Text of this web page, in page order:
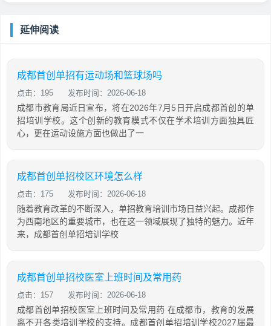
延伸阅读
成都首创单招有运动场和篮球场吗
点击：195 发布时间：2026-06-18
成都市教育局近日宣布，将在2026年7月5日开启成都首创的单
招培训学校。这个创新的教育模式不仅在学术培训方面独具匠
心，更在运动设施方面也做出了一
成都首创单招校区环境怎么样
点击：175 发布时间：2026-06-18
随着教育改革的不断深入，单招教育培训市场日益兴起。成都作
为西南地区的重要城市，也在这一领域展现了独特的魅力。近年
来，成都首创单招培训学校
成都首创单招校医室上班时间及常用药
点击：157 发布时间：2026-06-18
成都首创单招校医室上班时间及常用药 在成都市，教育的发展
离不开各类培训学校的支持。成都首创单招培训学校2027届最